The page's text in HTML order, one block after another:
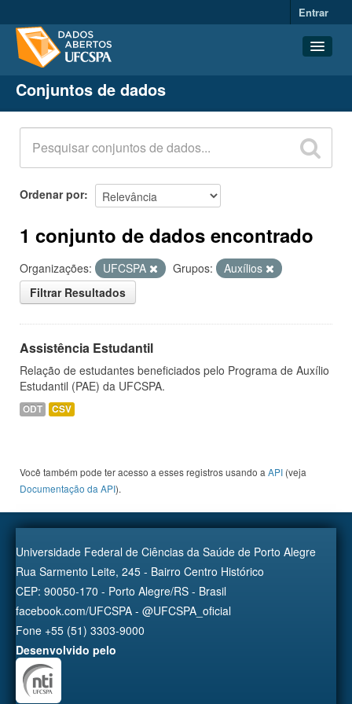
Entrar
Conjuntos de dados
Organizações
Grupos
Sobre
Conjuntos de dados
Ordenar por
1 conjunto de dados encontrado
Organizações: UFCSPA Grupos:
Auxílios
Filtrar Resultados
Assistência Estudantil
Relação de estudantes beneficiados pelo Programa de Auxílio
Estudantil (PAE) da UFCSPA.
ODT CSV
Você também pode ter acesso a esses registros usando a API (veja
Documentação da API).
Universidade Federal de Ciências da Saúde de Porto Alegre
Rua Sarmento Leite, 245 - Bairro Centro Histórico
CEP: 90050-170 - Porto Alegre/RS - Brasil
facebook.com/UFCSPA - @UFCSPA_oficial
Fone +55 (51) 3303-9000
Desenvolvido pelo